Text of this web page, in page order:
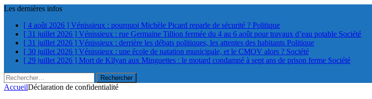
Les dernières infos
[ 4 août 2026 ] Vénissieux : pourquoi Michèle Picard reparle de sécurité ? Politique
[ 31 juillet 2026 ] Vénissieux : rue Germaine Tillion fermée du 4 au 6 août pour travaux d’eau potable Société
[ 31 juillet 2026 ] Vénissieux : derrière les débats politiques, les attentes des habitants Politique
[ 30 juillet 2026 ] Vénissieux : une école de natation municipale, et le CMOV alors ? Société
[ 29 juillet 2026 ] Mort de Kilyan aux Minguettes : le motard condamné à sept ans de prison ferme Société
Rechercher :
AccueilDéclaration de confidentialité